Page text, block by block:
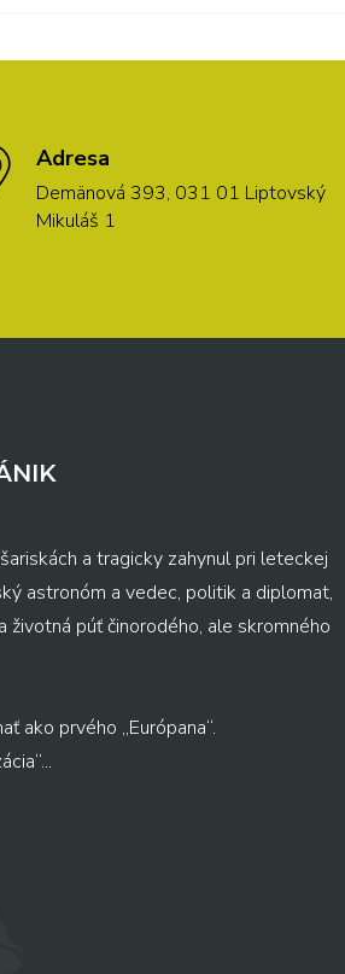
Adresa
Demänová 393, 031 01 Liptovský
Mikuláš 1
a tragicky zahynul pri leteckej
astronóm a vedec, politik a diplomat,
púť činorodého, ale skromného
ako prvého „Európana“.